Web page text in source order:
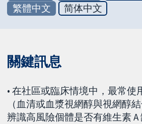
繁體中文
简体中文
關鍵訊息
• 在社區或臨床情境中，最常使
（血清或血漿視網醇與視網醇
辨識高風險個體是否有維生素 A